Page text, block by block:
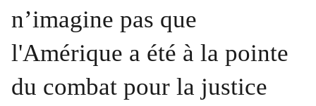
n’imagine pas que
l'Amérique a été à la pointe
du combat pour la justice